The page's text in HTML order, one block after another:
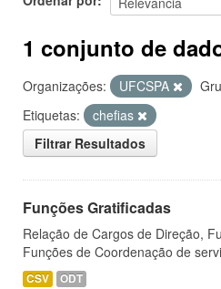
1 conjunto de
Organizações: UFCSPA
Etiquetas:
chefias
Filtrar Resultados
Funções Gratificadas
Relação de Cargos de Direção,
Funções de Coordenação de
CSV ODT